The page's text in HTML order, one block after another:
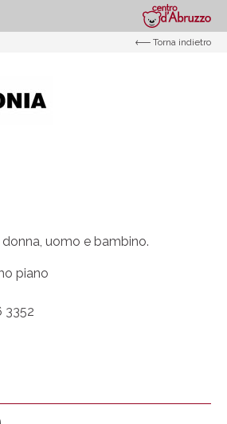
AL CENTRO
Torna indietro
uomo e bambino.
piano
3352